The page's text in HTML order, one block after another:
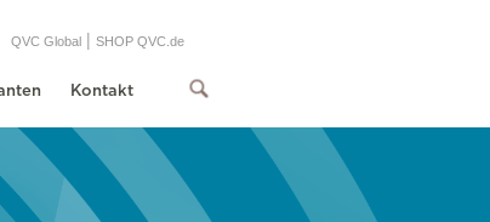
Kontakt
QVC Global | SHOP QVC.de